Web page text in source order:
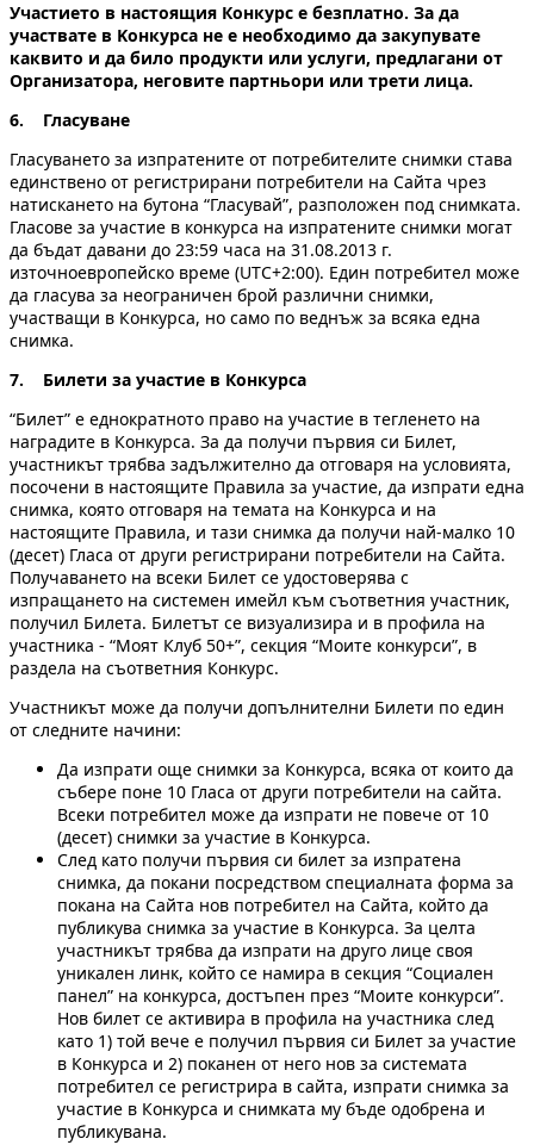
Участието в настоящия Конкурс е безплатно. За да
участвате в Kонкурса не е необходимо да закупувате
каквито и да било продукти или услуги, предлагани от
Организатора, неговите партньори или трети лица.
6. Гласуване
Гласуването за изпратените от потребителите снимки става
единствено от регистрирани потребители на Сайта чрез
натискането на бутона “Гласувай”, разположен под снимката.
Гласове за участие в конкурса на изпратените снимки мoгат
да бъдат давани до 23:59 часа на 31.08.2013 г.
източноевропейско време (UTC+2:00). Един потребител може
да гласува за неограничен брой различни снимки,
участващи в Конкурса, но само по веднъж за всяка една
снимка.
7. Билети за участие в Конкурса
“Билет” е еднократното право на участие в тегленето на
наградите в Конкурса. За да получи първия си Билет,
участникът трябва задължително да отговаря на условията,
посочени в настоящите Правила за участие, да изпрати една
снимка, която отговаря на темата на Конкурса и на
настоящите Правила, и тази снимка да получи най-малко 10
(десет) Гласа от други регистрирани потребители на Сайта.
Получаването на всеки Билет се удостоверява с
изпращането на системен имейл към съответния участник,
получил Билета. Билетът се визуализира и в профила на
участника - “Моят Клуб 50+”, секция “Моите конкурси”, в
раздела на съответния Конкурс.
Участникът може да получи допълнителни Билети по един
от следните начини:
Да изпрати още снимки за Конкурса, всяка от които да
събере поне 10 Гласа от други потребители на сайта.
Всеки потребител може да изпрати не повече от 10
(десет) снимки за участие в Конкурса.
След като получи първия си билет за изпратена
снимка, да покани посредством специалната форма за
покана на Сайта нов потребител на Сайта, който да
публикува снимка за участие в Конкурса. За целта
участникът трябва да изпрати на друго лице своя
уникален линк, който се намира в секция “Социален
панел” на конкурса, достъпен през “Моите конкурси”.
Нов билет се активира в профила на участника след
като 1) той вече е получил първия си Билет за участие
в Конкурса и 2) поканен от него нов за системата
потребител се регистрира в сайта, изпрати снимка за
участие в Конкурса и снимката му бъде одобрена и
публикувана.